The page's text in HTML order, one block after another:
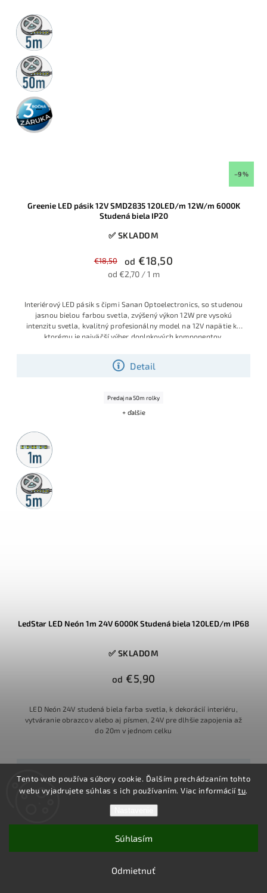
Tento web používa súbory cookie. Ďalším prechádzaním tohto
webu vyjadrujete súhlas s ich používaním. Viac informáciítu.
Odmietnuť
Súhlasím
5m
rolka
50m
rolka
3 roky
záruka
–9 %
Greenie LED pásik 12V SMD2835 120LED/m 12W/m 6000K
Studená biela IP20
✅ SKLADOM
€18,50 od €18,50
od €2,70 / 1 m
Detail
Interiérový LED pásik s čipmi Sanan Optoelectronics, so studenou
jasnou bielou farbou svetla, zvýšený výkon 12W pre vysokú
intenzitu svetla, kvalitný profesionálny model na 12V napätie ku
ktorému je najväčší výber doplnkových komponentov
Predaj na 50m rolky
+ ďalšie
Metrážny
predaj
5m
rolka
LedStar LED Neón 1m 24V 6000K Studená biela 120LED/m IP68
✅ SKLADOM
od €5,90
LED Neón 24V studená biela farba svetla, k dekorácií interiéru,
vytváranie obrazcov alebo aj písmen, 24V pre dlhšie zapojenia až
do 20m v jednom celku
+ ďalšie
rolka